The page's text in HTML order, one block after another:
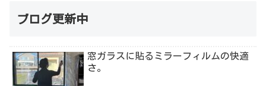
ブログ更新中
窓ガラスに貼るミラーフィルムの快適
さ。